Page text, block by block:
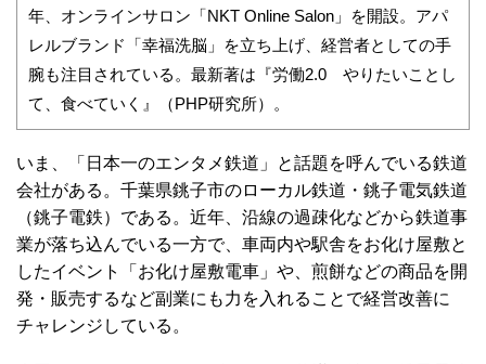
年、オンラインサロン「NKT Online Salon」を開設。アパ
レルブランド「幸福洗脳」を立ち上げ、経営者としての手
腕も注目されている。最新著は『労働2.0 やりたいことし
て、食べていく』（PHP研究所）。
いま、「日本一のエンタメ鉄道」と話題を呼んでいる鉄道
会社がある。千葉県銚子市のローカル鉄道・銚子電気鉄道
（銚子電鉄）である。近年、沿線の過疎化などから鉄道事
業が落ち込んでいる一方で、車両内や駅舎をお化け屋敷と
したイベント「お化け屋敷電車」や、煎餅などの商品を開
発・販売するなど副業にも力を入れることで経営改善に
チャレンジしている。